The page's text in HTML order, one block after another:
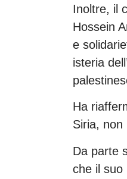
Inoltre, il
Hossein
e
isteria
Ha
Siria, non
Da parte
che il suo